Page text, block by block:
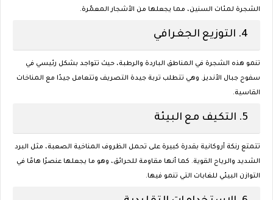
الشجرة لمئات السنين، مما يجعلها من الأشجار المعمّرة.
4. التوزيع الجغرافي
تنمو هذه الشجرة في المناطق الباردة والرطبة، حيث تتواجد بشكل رئيسي في
سفوح جبال الأنديز. وهي تتطلب تربة جيدة التصريف وتتعامل جيدًا مع المناخات
القاسية.
5. التكيف مع البيئة
تتمتع رنكة أروكانية بقدرة كبيرة على تحمل الظروف المناخية الصعبة، مثل البرد
الشديد والرياح القوية. كما أنها مقاومة للحرائق، وهو ما يجعلها عنصرًا هامًا في
التوازن البيئي للغابات التي تنمو فيها.